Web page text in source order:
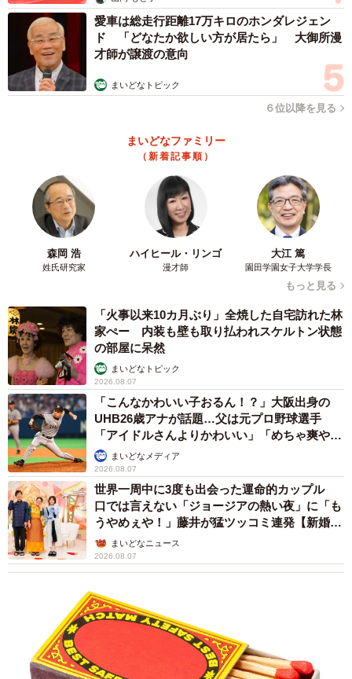
「北陸地方がないのはやはり新幹線効果なのだろうか」
など数々の驚きの声が寄せられた今回の投稿。このテーマ
にご興味ある方はぜひYahoo!が提供している「到達圏マッ
プ / Rail Duration Map」をご覧いただきたい。
日々、Xなどでさまざまな可視化マップや航空情報を発信し
ているいつかいちくんさん。航空系やマイルに関するお得
情報を紹介する新ブログ『トラベル交通トレンド分析』も
好評だ。いずれも丁寧な調査に基づいた気付きのある内容
なので、ご興味ある方はぜひチェックしていただきたい。
いつかいちくんさん関連情報
note：
http://note.com/itsukaichi_engi
トラベル交通トレンド分析： https://itsukaichikun.com
◇ ◇
到達圏マップ / Rail Duration Map：
https://sokimura39.github.io/odpt_data_map/durations.html
✅東京から所要時間が特にかかる地域
（2025年8月23日現在） pic.twitter.com/Vdg7CBnyNl
— いつかいちくん✈︎ (@itsukaichi_engi)
愛車は総走行距離17万キロのホンダレジェン
ド 「どなたか欲しい方が居たら」 大御所漫
才師が譲渡の意向
まいどなトピック
６位以降を見る
まいどなファミリー
（新着記事順）
森岡 浩
姓氏研究家
ハイヒール・リンゴ
漫才師
大江 篤
園田学園女子大学学長
もっと見る
「火事以来10カ月ぶり」全焼した自宅訪れた林
家ぺー 内装も壁も取り払われスケルトン状態
の部屋に呆然
まいどなトピック
2026.08.07
「こんなかわいい子おるん！？」大阪出身の
UHB26歳アナが話題…父は元プロ野球選手
「アイドルさんよりかわいい」「めちゃ爽や
か」まいどなメディア
2026.08.07
世界一周中に3度も出会った運命的カップル
口では言えない「ジョージアの熱い夜」に「も
うやめぇや！」藤井が猛ツッコミ連発【新婚さ
ん】まいどなニュース
2026.08.07